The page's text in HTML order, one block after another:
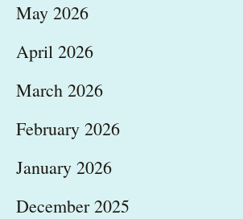
May 2026
April 2026
March 2026
February 2026
January 2026
December 2025